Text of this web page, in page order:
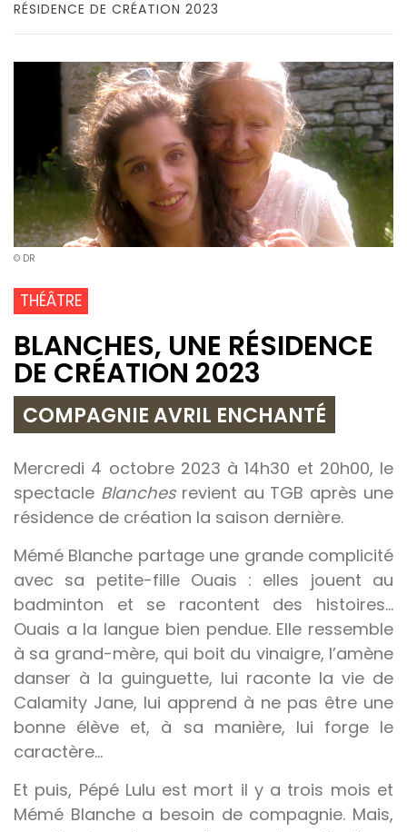
RÉSIDENCE DE CRÉATION 2023
© DR
THÉÂTRE
BLANCHES, UNE RÉSIDENCE
DE CRÉATION 2023
COMPAGNIE AVRIL ENCHANTÉ
Mercredi 4 octobre 2023 à 14h30 et 20h00, le
spectacle Blanches revient au TGB après une
résidence de création la saison dernière.
Mémé Blanche partage une grande complicité
avec sa petite-fille Ouais : elles jouent au
badminton et se racontent des histoires…
Ouais a la langue bien pendue. Elle ressemble
à sa grand-mère, qui boit du vinaigre, l’amène
danser à la guinguette, lui raconte la vie de
Calamity Jane, lui apprend à ne pas être une
bonne élève et, à sa manière, lui forge le
caractère…
Et puis, Pépé Lulu est mort il y a trois mois et
Mémé Blanche a besoin de compagnie. Mais,